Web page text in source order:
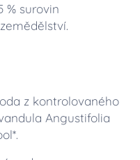
% surovin
z kontrolovaného
Angustifolia